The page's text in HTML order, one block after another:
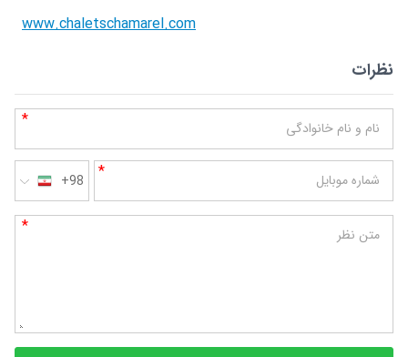
www.chaletschamarel.com
نظرات
نام و نام خانوادگی *
+98 شماره موبایل *
متن نظر *